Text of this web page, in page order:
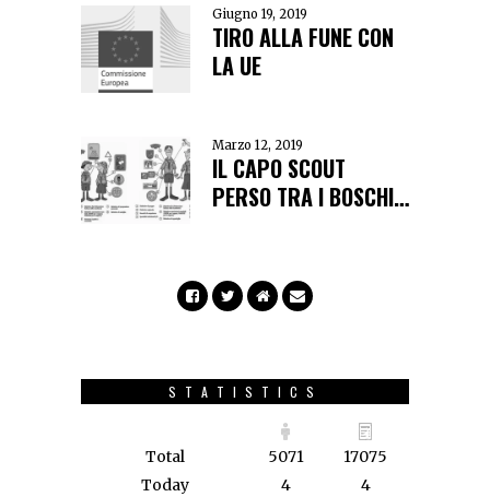
Giugno 19, 2019
TIRO ALLA FUNE CON
LA UE
Marzo 12, 2019
IL CAPO SCOUT
PERSO TRA I BOSCHI…
STATISTICS
Total 5071
17075
Today
4
4